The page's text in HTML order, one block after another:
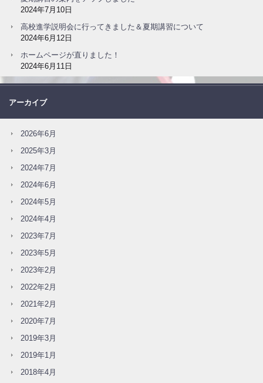
2024年7月10日
高校進学説明会に行ってきました＆夏期講習について
2024年6月12日
ホームページが直りました！
2024年6月11日
アーカイブ
2026年6月
2025年3月
2024年7月
2024年6月
2024年5月
2024年4月
2023年7月
2023年5月
2023年2月
2022年2月
2021年2月
2020年7月
2019年3月
2019年1月
2018年4月